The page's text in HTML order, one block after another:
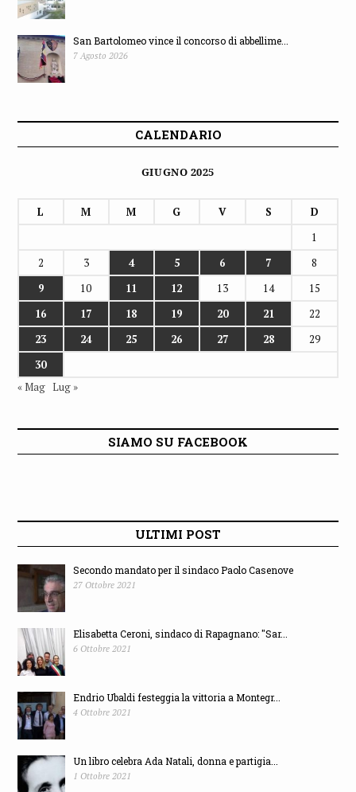
San Bartolomeo vince il concorso di abbellime...
7 Agosto 2026
CALENDARIO
GIUGNO 2025
L M M G V S
D
1
2
3 4 5 6 7
8
9
10 11 12 13 14
15
16
17 18 19 20 21
22
23
24 25 26 27 28
29
30
« Mag Lug »
SIAMO SU FACEBOOK
ULTIMI POST
Secondo mandato per il sindaco Paolo Casenove
27 Ottobre 2021
Elisabetta Ceroni, sindaco di Rapagnano: "Sar...
6 Ottobre 2021
Endrio Ubaldi festeggia la vittoria a Montegr...
4 Ottobre 2021
Un libro celebra Ada Natali, donna e partigia...
1 Ottobre 2021